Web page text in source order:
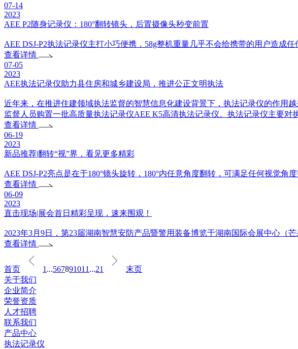
07-14
2023
AEE P2随身记录仪：180°翻转镜头，后置摄像头秒变前置
AEE DSJ-P2执法记录仪主打小巧便携，58g整机重量几乎不会给携带的用户造成
查看详情
07-05
2023
AEE执法记录仪助力县住房和城乡建设局，推进公正文明执法
近年来，在推进住建领域执法监督的智慧信息化建设背景下，执法记录仪的作用
监督人员购置一批高质量执法记录仪AEE K5高清执法记录仪。执法记录仪主要
查看详情
06-19
2023
新品推荐|翻转“视”界，看见更多精彩
AEE DSJ-P2亮点是在于180°镜头旋转，180°内任意角度翻转，可满足任何视觉角
查看详情
06-09
2023
直击现场|展会首日精彩呈现，速来围观！
2023年3月9日，第23届湖南智慧安防产品暨警用装备博览于湖南国际会展中心（
查看详情
首页 1 ...567891011 ...21
末页
关于我们
企业简介
荣誉资质
人才招聘
联系我们
产品中心
执法记录仪